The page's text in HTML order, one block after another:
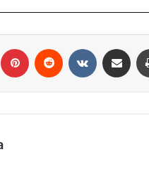
Tumblr Pinterest Reddit Compartilhar via e-mail